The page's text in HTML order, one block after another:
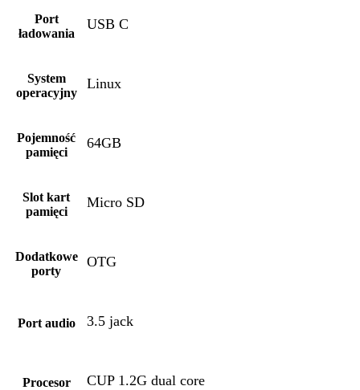
Port
ładowania
USB C
System
operacyjny
Linux
Pojemność
pamięci
64GB
Slot kart
pamięci
Micro SD
Dodatkowe
porty
OTG
Port audio 3.5 jack
Procesor CUP 1.2G dual core